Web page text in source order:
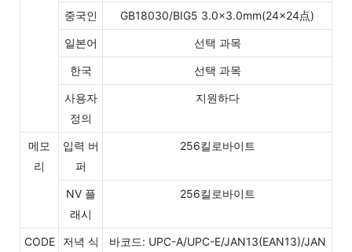
중국인 GB18030/BIG5 3.0×3.0mm(24×24点)
일본어 선택 과목
한국 선택 과목
사용자
정의
지원하다
메모
리
입력 버
퍼
256킬로바이트
NV 플
래시
256킬로바이트
CODE
저녁 식
바코드: UPC-A/UPC-E/JAN13(EAN13)/JAN